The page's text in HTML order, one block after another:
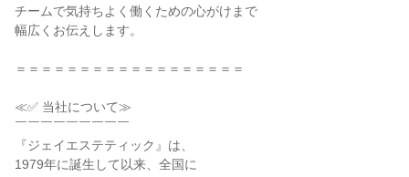
チームで気持ちよく働くための心がけまで
幅広くお伝えします。
＝＝＝＝＝＝＝＝＝＝＝＝＝＝＝＝＝＝
≪✅ 当社について≫
￣￣￣￣￣￣￣￣￣
『ジェイエステティック』は、
1979年に誕生して以来、全国に